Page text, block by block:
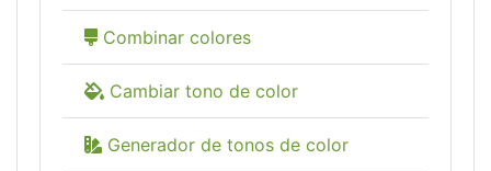
Combinar colores
Cambiar tono de color
Generador de tonos de color